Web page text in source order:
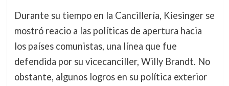
Durante su tiempo en la Cancillería, Kiesinger se
mostró reacio a las políticas de apertura hacia
los países comunistas, una línea que fue
defendida por su vicecanciller, Willy Brandt. No
obstante, algunos logros en su política exterior